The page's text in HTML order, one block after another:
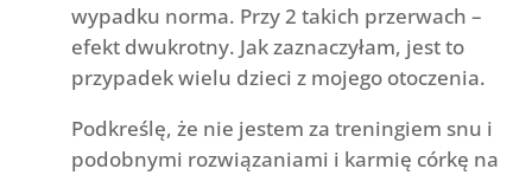
wypadku norma. Przy 2 takich przerwach –
efekt dwukrotny. Jak zaznaczyłam, jest to
przypadek wielu dzieci z mojego otoczenia.
Podkreślę, że nie jestem za treningiem snu i
podobnymi rozwiązaniami i karmię córkę na